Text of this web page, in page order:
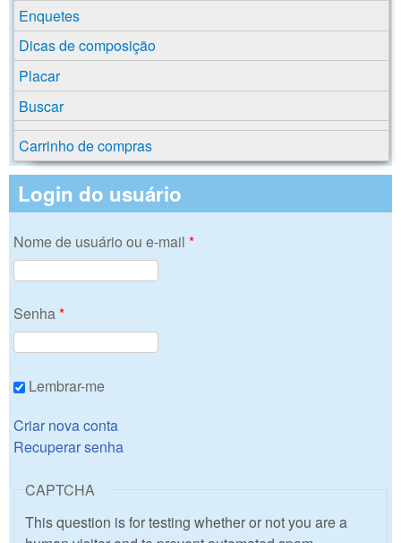
Enquetes
Dicas de composição
Placar
Buscar
Carrinho de compras
Login do usuário
Nome de usuário ou e-mail *
Senha *
Lembrar-me
Criar nova conta
Recuperar senha
CAPTCHA
This question is for testing whether or not you are a